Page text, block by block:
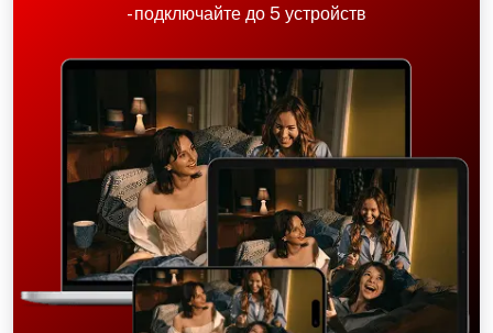
- подключайте до 5 устройств